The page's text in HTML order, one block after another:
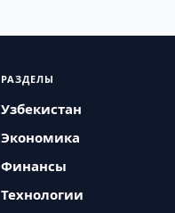
РАЗДЕЛЫ
Узбекистан
Экономика
Финансы
Технологии